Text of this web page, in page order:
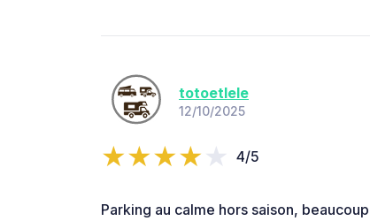
totoetlele
12/10/2025
4/5
Parking au calme hors saison,